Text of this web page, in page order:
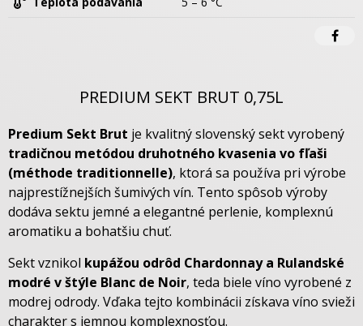
PREDIUM SEKT BRUT 0,75L
Predium Sekt Brut je kvalitný slovenský sekt vyrobený
tradičnou metódou druhotného kvasenia vo fľaši
(méthode traditionnelle), ktorá sa používa pri výrobe
najprestížnejších šumivých vín. Tento spôsob výroby
dodáva sektu jemné a elegantné perlenie, komplexnú
aromatiku a bohatšiu chuť.
Sekt vznikol kupážou odrôd Chardonnay a Rulandské
modré v štýle Blanc de Noir, teda biele víno vyrobené z
modrej odrody. Vďaka tejto kombinácii získava víno svieži
charakter s jemnou komplexnosťou.